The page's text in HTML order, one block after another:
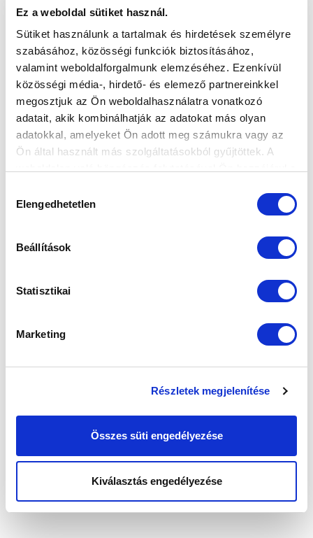
Ez a weboldal sütiket használ.
Sütiket használunk a tartalmak és hirdetések személyre
szabásához, közösségi funkciók biztosításához,
valamint weboldalforgalmunk elemzéséhez. Ezenkívül
közösségi média-, hirdető- és elemező partnereinkkel
megosztjuk az Ön weboldalhasználatra vonatkozó
adatait, akik kombinálhatják az adatokat más olyan
adatokkal, amelyeket Ön adott meg számukra vagy az
Ön által használt más szolgáltatásokból gyűjtöttek. A
kiválasztása
Elengedhetetlen
Beállítások
Statisztikai
Marketing
Részletek megjelenítése
Összes süti engedélyezése
Kiválasztás engedélyezése